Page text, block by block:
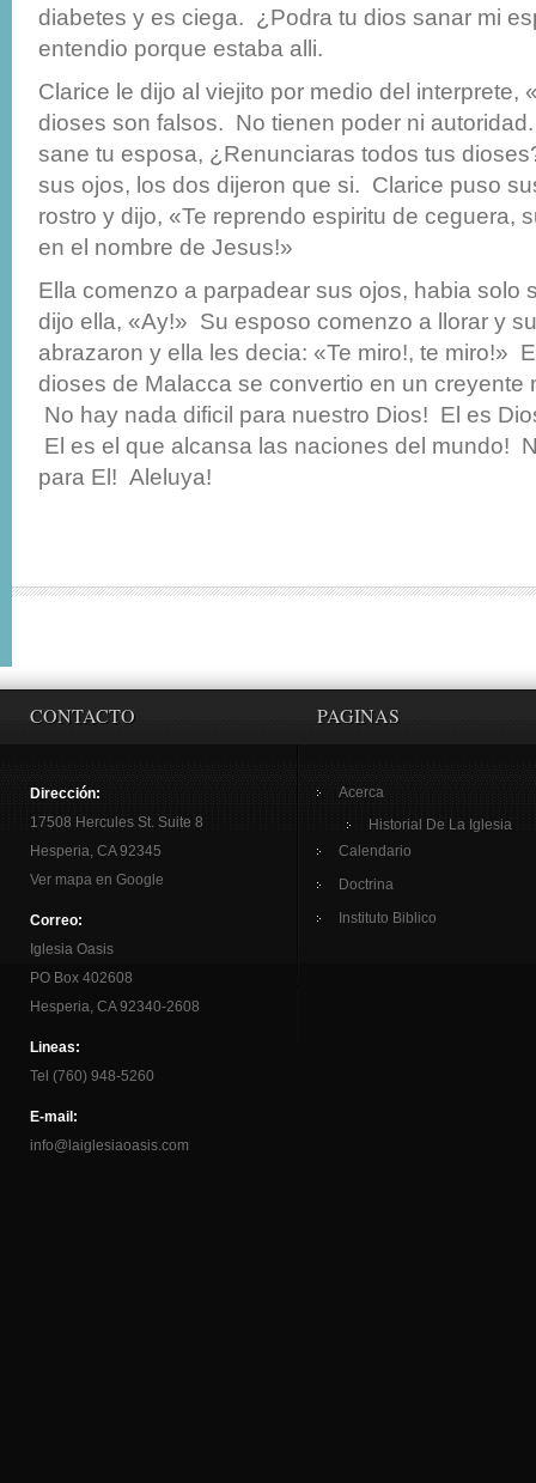
diabetes y es ciega. ¿Podra tu dios sanar mi
entendio porque estaba alli.
Clarice le dijo al viejito por medio del interprete,
dioses son falsos. No tienen poder ni
sane tu esposa, ¿Renunciaras todos tus
sus ojos, los dos dijeron que si. Clarice puso
rostro y dijo, «Te reprendo espiritu de ceguera,
en el nombre de Jesus!»
Ella comenzo a parpadear sus ojos, habia solo
dijo ella, «Ay!» Su esposo comenzo a llorar y
abrazaron y ella les decia: «Te miro!, te miro!»
dioses de Malacca se convertio en un creyente
No hay nada dificil para nuestro Dios! El es
El es el que alcansa las naciones del mundo!
para El! Aleluya!
CONTACTO
Dirección:
17508 Hercules St. Suite 8
Hesperia, CA 92345
Ver mapa en Google
Correo:
Iglesia Oasis
PO Box 402608
Hesperia, CA 92340-2608
Lineas:
Tel (760) 948-5260
E-mail:
info@laiglesiaoasis.com
PAGINAS
Acerca
Historial De La Iglesia
Calendario
Doctrina
Instituto Biblico